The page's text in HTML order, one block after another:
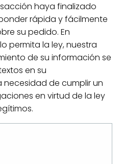
haya finalizado
rápida y fácilmente
su pedido. En
permita la ley, nuestra
de su información se
en su
de cumplir un
en virtud de la ley